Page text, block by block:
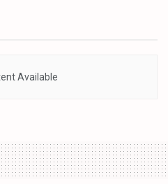
Available